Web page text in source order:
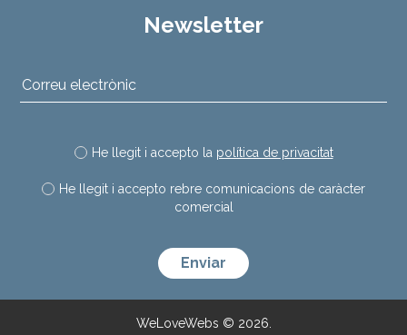
Newsletter
He llegit i accepto la política de privacitat
He llegit i accepto rebre comunicacions de caràcter
comercial
WeLoveWebs © 2026.